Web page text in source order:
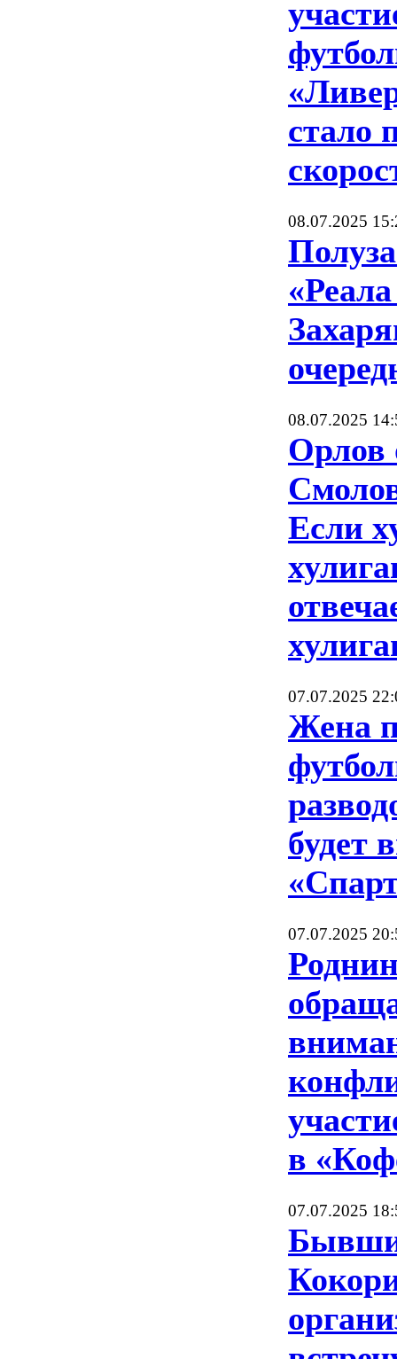
стало
08.07.2025
08.07.2025
Орлов
Если
07.07.2025
Жена
будет
07.07.2025
в
07.07.2025